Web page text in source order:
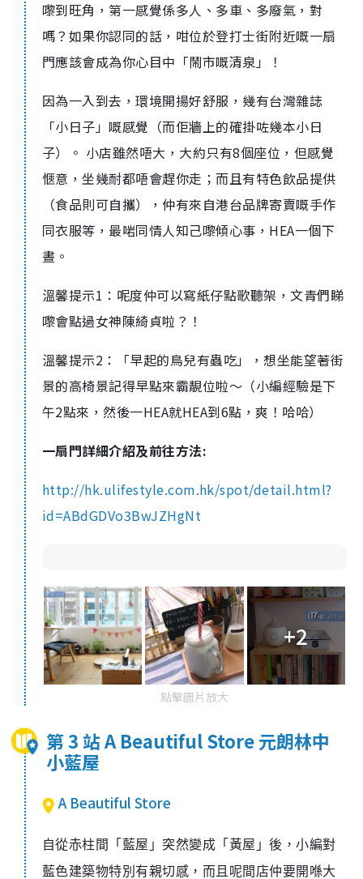
嚟到旺角，第一感覺係多人、多車、多廢氣，對
嗎？如果你認同的話，咁位於登打士街附近嘅一扇
門應該會成為你心目中「鬧市嘅清泉」！
因為一入到去，環境開揚好舒服，幾有台灣雜誌
「小日子」嘅感覺（而佢牆上的確掛咗幾本小日
子）。 小店雖然唔大，大約只有8個座位，但感覺
愜意，坐幾耐都唔會趕你走；而且有特色飲品提供
（食品則可自攜），仲有來自港台品牌寄賣嘅手作
同衣服等，最啱同情人知己嚟傾心事，HEA一個下
晝。
溫馨提示1：呢度仲可以寫紙仔點歌聽架，文青們睇
嚟會點過女神陳綺貞啦？！
溫馨提示2：「早起的鳥兒有蟲吃」，想坐能望著街
景的高椅景記得早點來霸靚位啦～（小編經驗是下
午2點來，然後一HEA就HEA到6點，爽！哈哈）
一扇門詳細介紹及前往方法:
http://hk.ulifestyle.com.hk/spot/detail.html?
id=ABdGDVo3BwJZHgNt
+2
點擊圖片放大
第 3 站 A Beautiful Store 元朗林中
小藍屋
A Beautiful Store
自從赤柱間「藍屋」突然變成「黃屋」後，小編對
藍色建築物特別有親切感，而且呢間店仲要開喺大